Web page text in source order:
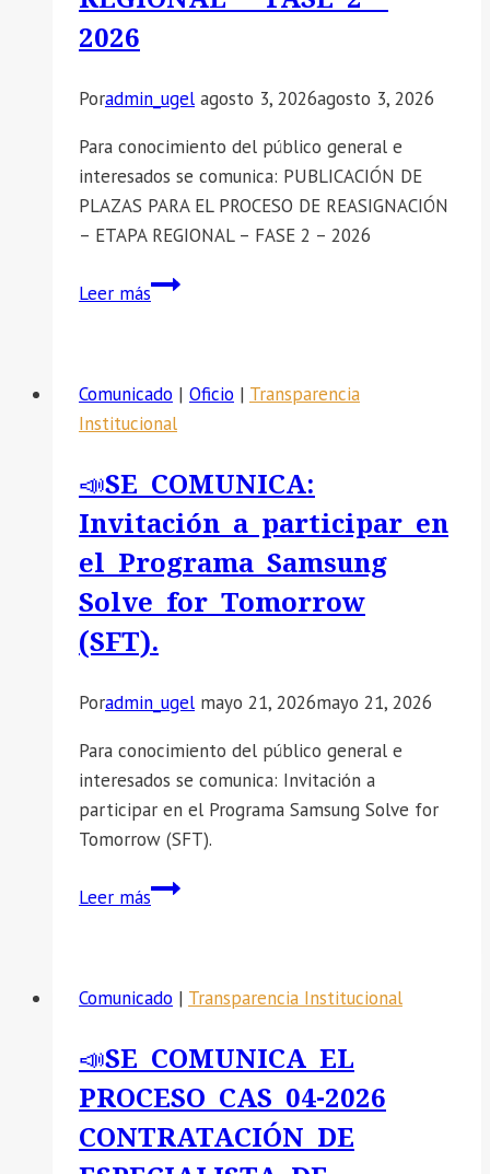
2026
Poradmin_ugel agosto 3, 2026agosto 3, 2026
Para conocimiento del público general e
interesados se comunica: PUBLICACIÓN DE
PLAZAS PARA EL PROCESO DE REASIGNACIÓN
– ETAPA REGIONAL – FASE 2 – 2026
Leer más📣
DE
PLAZAS
EL
PROCESO
REASIGNACIÓN
–
–
2
–
2026
Comunicado | Oficio | Transparencia
Institucional
📣SE COMUNICA:
Invitación a participar en
el Programa Samsung
Solve for Tomorrow
(SFT).
Poradmin_ugel mayo 21, 2026mayo 21, 2026
Para conocimiento del público general e
interesados se comunica: Invitación a
participar en el Programa Samsung Solve for
Tomorrow (SFT).
Leer más📣
a
en
el
Programa
Samsung
Comunicado | Transparencia Institucional
📣SE COMUNICA EL
PROCESO CAS 04-2026
CONTRATACIÓN DE